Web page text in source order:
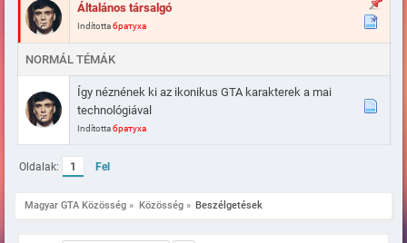
Általános társalgó
Indítottaбратуха
NORMÁL TÉMÁK
Így néznének ki az ikonikus GTA karakterek a mai
technológiával
Indítottaбратуха
Oldalak: 1 Fel
Magyar GTA Közösség » Közösség » Beszélgetések